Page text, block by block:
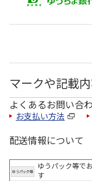
マークや記載
よくあるお問い合
お支払い方法
配送情報について
ゆうパック等で
す